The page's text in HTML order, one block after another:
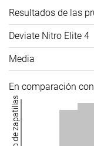
Resultados de las
Deviate Nitro Elite 4
Media
En comparación